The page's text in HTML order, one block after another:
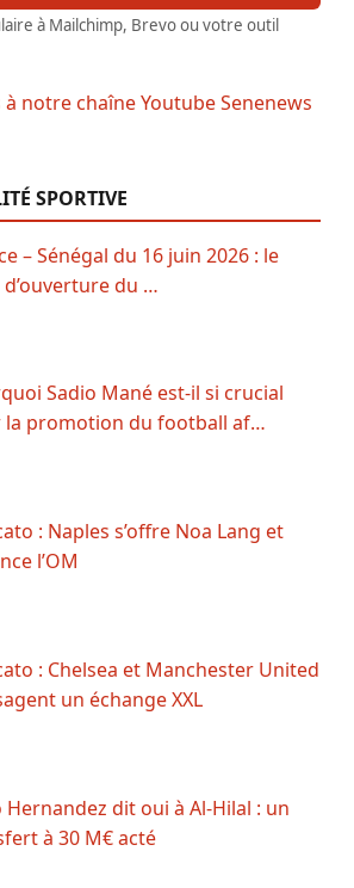
à Mailchimp, Brevo ou votre outil
SPORTIVE
– Sénégal du 16 juin 2026 : le
du …
Sadio Mané est-il si crucial
la promotion du football af…
: Naples s’offre Noa Lang et
l’OM
: Chelsea et Manchester United
un échange XXL
Hernandez dit oui à Al-Hilal : un
à 30 M€ acté